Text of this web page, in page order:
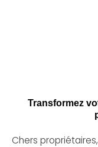
Transformez
Chers propriétaires,